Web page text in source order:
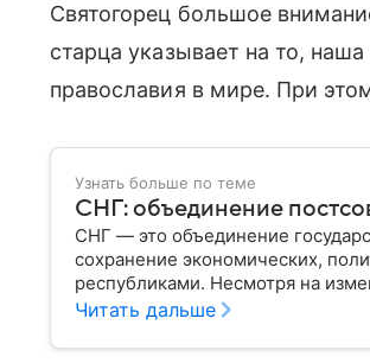
Святогорец большое
старца указывает на то,
православия в мире. При
Узнать больше по теме
СНГ: объединение
СНГ — это объединение
сохранение экономических,
республиками. Несмотря на
функционировать как площадка
Читать дальше